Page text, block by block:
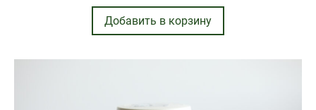
Добавить в корзину